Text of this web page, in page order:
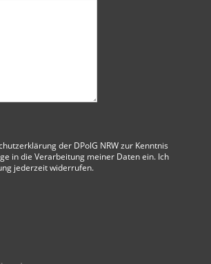
der DPolG NRWzur Kenntnis
in die Verarbeitung meiner Daten ein. Ich
jederzeit widerrufen.